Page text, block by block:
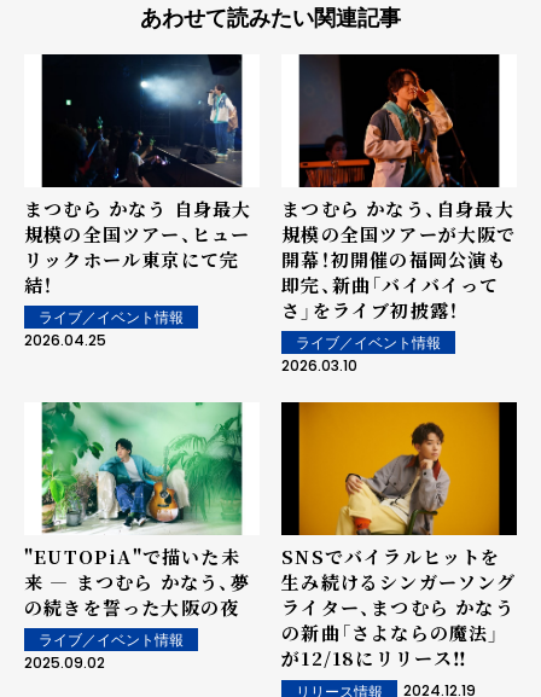
あわせて読みたい関連記事
まつむら かなう 自身最大
規模の全国ツアー、ヒュー
リックホール東京にて完
結！
ライブ／イベント情報
2026.04.25
まつむら かなう、自身最大
規模の全国ツアーが大阪で
開幕！初開催の福岡公演も
即完、新曲「バイバイって
さ」をライブ初披露！
ライブ／イベント情報
2026.03.10
"EUTOPiA"で描いた未
来 ― まつむら かなう、夢
の続きを誓った大阪の夜
ライブ／イベント情報
2025.09.02
SNSでバイラルヒットを
生み続けるシンガーソング
ライター、まつむら かなう
の新曲「さよならの魔法」
が12/18にリリース‼
リリース情報 2024.12.19